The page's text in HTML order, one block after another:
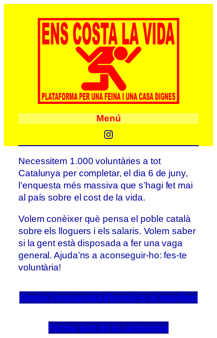
Menú
Instagram
Necessitem 1.000 voluntàries a tot
Catalunya per completar, el dia 6 de juny,
l’enquesta més massiva que s’hagi fet mai
al país sobre el cost de la vida.
Volem conèixer què pensa el poble català
sobre els lloguers i els salaris. Volem saber
si la gent està disposada a fer una vaga
general. Ajuda’ns a aconseguir-ho: fes-te
voluntària!
Omple l’enquestaAdhereix-te al manifest
Forma part de la campanya